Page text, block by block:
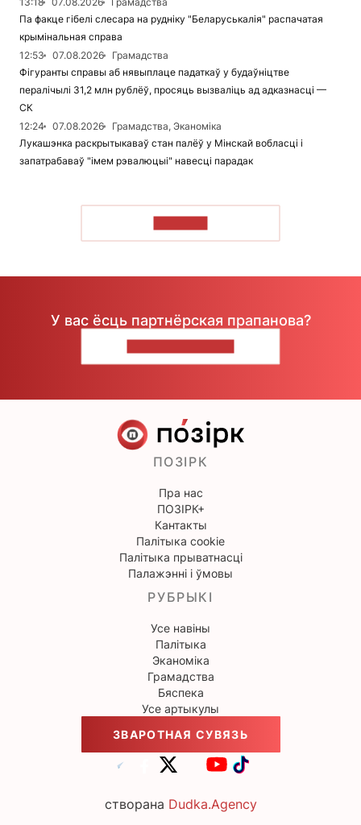
Па факце гібелі слесара на рудніку "Беларуськалія" распачатая
крымінальная справа
12:53
07.08.2026
Грамадства
Фігуранты справы аб нявыплаце падаткаў у будаўніцтве
пералічылі 31,2 млн рублёў, просяць вызваліць ад адказнасці —
СК
12:24
07.08.2026
Грамадства, Эканоміка
Лукашэнка раскрытыкаваў стан палёў у Мінскай вобласці і
запатрабаваў "імем рэвалюцыі" навесці парадак
У вас ёсць партнёрская прапанова?
ПОЗІРК
Пра нас
ПОЗІРК+
Кантакты
Палітыка cookie
Палітыка прыватнасці
Палажэнні і ўмовы
РУБРЫКІ
Усе навіны
Палітыка
Эканоміка
Грамадства
Бяспека
Усе артыкулы
ЗВАРОТНАЯ СУВЯЗЬ
створана Dudka.Agency